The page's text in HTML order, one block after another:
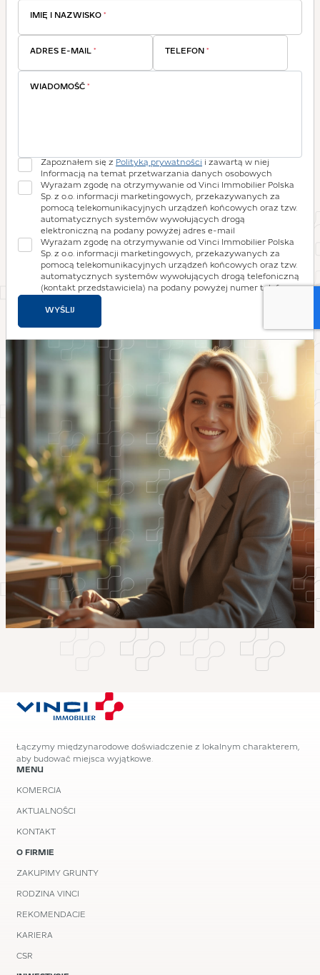
IMIĘ I NAZWISKO *
ADRES E-MAIL * TELEFON *
WIADOMOŚĆ *
Zapoznałem się z Polityką prywatności i zawartą w niej
Informacją na temat przetwarzania danych osobowych
Wyrażam zgodę na otrzymywanie od Vinci Immobilier Polska
Sp. z o.o. informacji marketingowych, przekazywanych za
pomocą telekomunikacyjnych urządzeń końcowych oraz tzw.
automatycznych systemów wywołujących drogą
elektroniczną na podany powyżej adres e-mail
Wyrażam zgodę na otrzymywanie od Vinci Immobilier Polska
Sp. z o.o. informacji marketingowych, przekazywanych za
pomocą telekomunikacyjnych urządzeń końcowych oraz tzw.
automatycznych systemów wywołujących drogą telefoniczną
(kontakt przedstawiciela) na podany powyżej numer telefonu
WYŚLIJ
Łączymy międzynarodowe doświadczenie z lokalnym charakterem,
aby budować miejsca wyjątkowe.
MENU
KOMERCJA
AKTUALNOŚCI
KONTAKT
O FIRMIE
ZAKUPIMY GRUNTY
RODZINA VINCI
REKOMENDACJE
KARIERA
CSR